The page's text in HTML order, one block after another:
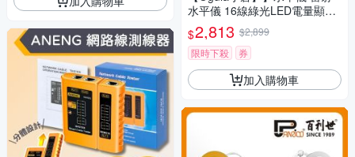
水平儀 16線綠光LED電量顯示
自動調平/可打斜線 貼墻貼地儀
高精度強光（保固兩年 售後無
憂）
$2,813 $2,899
限時下殺
券
加入購物車